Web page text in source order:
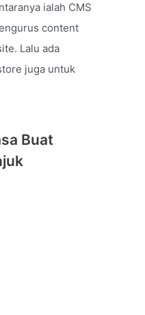
ialah CMS
content
Lalu ada
juga untuk
Buat